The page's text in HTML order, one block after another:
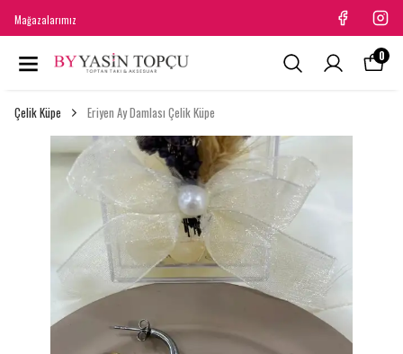
Mağazalarımız
0
Çelik Küpe Eriyen Ay Damlası Çelik Küpe